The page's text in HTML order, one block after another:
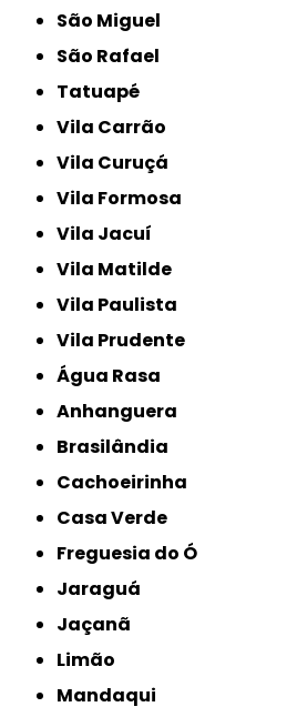
São Miguel
São Rafael
Tatuapé
Vila Carrão
Vila Curuçá
Vila Formosa
Vila Jacuí
Vila Matilde
Vila Paulista
Vila Prudente
Água Rasa
Anhanguera
Brasilândia
Cachoeirinha
Casa Verde
Freguesia do Ó
Jaraguá
Jaçanã
Limão
Mandaqui